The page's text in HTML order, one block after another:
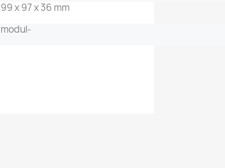
99 x 97 x 36 mm
modul-